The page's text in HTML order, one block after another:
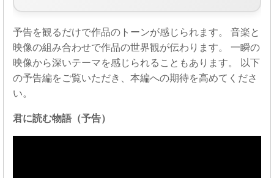
予告を観るだけで作品のトーンが感じられます。 音楽と
映像の組み合わせで作品の世界観が伝わります。 一瞬の
映像から深いテーマを感じられることもあります。 以下
の予告編をご覧いただき、本編への期待を高めてくださ
い。
君に読む物語（予告）